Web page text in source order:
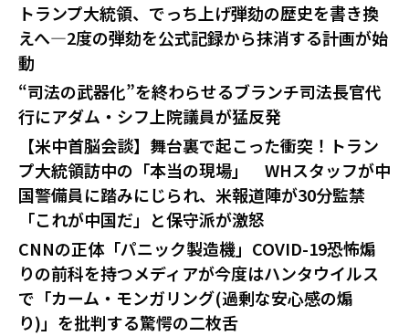
トランプ大統領、でっち上げ弾劾の歴史を書き換
えへ—2度の弾劾を公式記録から抹消する計画が始
動
“司法の武器化”を終わらせるブランチ司法長官代
行にアダム・シフ上院議員が猛反発
【米中首脳会談】舞台裏で起こった衝突！トラン
プ大統領訪中の「本当の現場」 WHスタッフが中
国警備員に踏みにじられ、米報道陣が30分監禁
「これが中国だ」と保守派が激怒
CNNの正体「パニック製造機」COVID-19恐怖煽
りの前科を持つメディアが今度はハンタウイルス
で「カーム・モンガリング(過剰な安心感の煽
り)」を批判する驚愕の二枚舌